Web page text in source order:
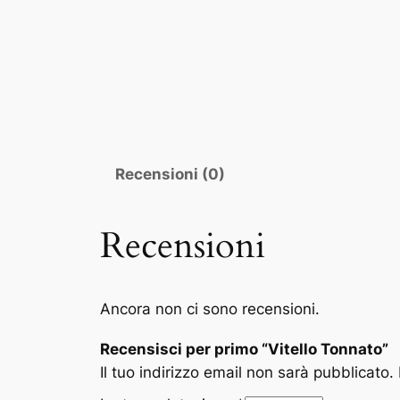
Recensioni (0)
Recensioni
Ancora non ci sono recensioni.
Recensisci per primo “Vitello Tonnato”
Il tuo indirizzo email non sarà pubblicato.